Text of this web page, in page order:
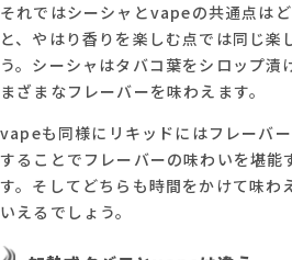
それではシーシャとvapeの共通点は
と、やはり香りを楽しむ点では同じ楽
う。シーシャはタバコ葉をシロップ漬
まざまなフレーバーを味わえます。
vapeも同様にリキッドにはフレーバ
することでフレーバーの味わいを堪能
す。そしてどちらも時間をかけて味わ
いえるでしょう。